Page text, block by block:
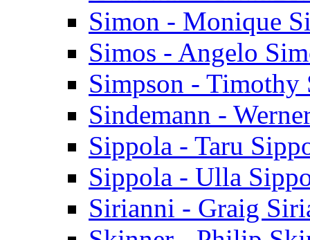
Simon - Monique
Simos - Angelo
Simpson - Timothy
Sindemann -
Sippola - Taru
Sippola - Ulla
Sirianni - Graig